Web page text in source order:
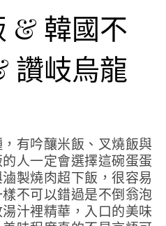
& 韓國不
讚岐烏龍
有吟釀米飯、叉燒飯與
人一定會選擇這碗蛋蛋
製燒肉超下飯，很容易
不可以錯過是不倒翁泡
汁裡精華，入口的美味